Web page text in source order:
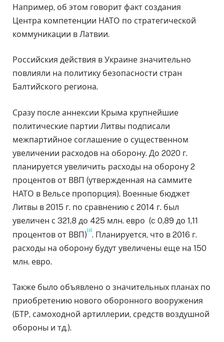
Например, об этом говорит факт создания
Центра компетенции НАТО по стратегической
коммуникации в Латвии.
Российския действия в Украине значительно
повлияли на политику безопасности стран
Балтийского региона.
Сразу после аннексии Крыма крупнейшие
политические партии Литвы подписали
межпартийное соглашение о существенном
увеличении расходов на оборону. До 2020 г.
планируется увеличить расходы на оборону 2
процентов от ВВП (утвержденная на саммите
НАТО в Вельсе пропорция). Военные бюджет
Литвы в 2015 г. по сравнению с 2014 г. был
увеличен с 321,8 до 425 млн. евро (c 0,89 до 1,11
процентов от ВВП) [3] . Планируется, что в 2016 г.
расходы на оборону будут увеличены еще на 150
млн. евро.
Также было объявлено о значительных планах по
приобретению нового оборонного вооружения
(БТР, самоходной артиллерии, средств воздушной
обороны и тд.).